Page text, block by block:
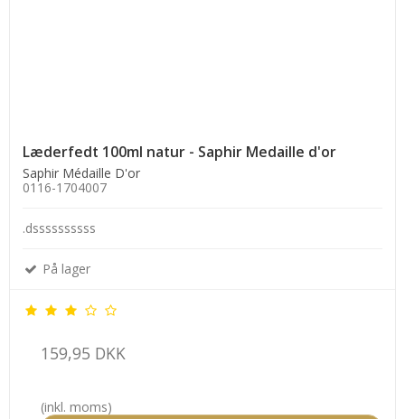
Læderfedt 100ml natur - Saphir Medaille d'or
Saphir Médaille D'or
0116-1704007
.dssssssssss
På lager
159,95 DKK
(inkl. moms)